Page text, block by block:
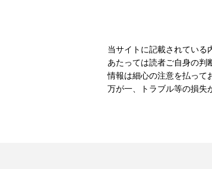
当サイトに記載されている
あたっては読者ご自身の判
情報は細心の注意を払って
万が一、トラブル等の損失